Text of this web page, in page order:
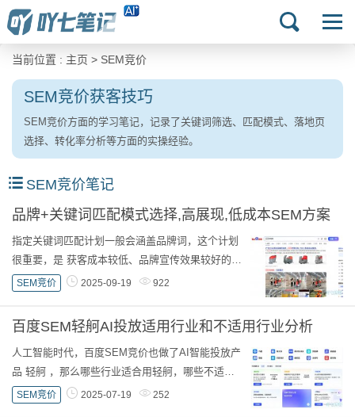
当前位置 : 主页 > SEM竞价
SEM竞价获客技巧
SEM竞价方面的学习笔记，记录了关键词筛选、匹配模式、落地页
选择、转化率分析等方面的实操经验。
SEM竞价笔记
品牌+关键词匹配模式选择,高展现,低成本SEM方案
指定关键词匹配计划一般会涵盖品牌词，这个计划
很重要，是 获客成本较低、品牌宣传效果较好的
SEM竞价计划 。甚至不少人直接开通百度竞价的
SEM竞价 2025-09-19 922
百度SEM轻舸AI投放适用行业和不适用行业分析
人工智能时代，百度SEM竞价也做了AI智能投放产
品 轻舸 ，那么哪些行业适合用轻舸，哪些不适合
呢？吖七帮大家收集了部分行业的相关信息分享给
SEM竞价 2025-07-19 252